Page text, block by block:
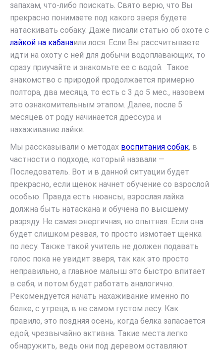
запахам, что-либо поискать. Свято верю, что Вы
прекрасно понимаете под какого зверя будете
натаскивать собаку. Даже писали статью об охоте с
лайкой на кабанаили лося. Если Вы рассчитываете
идти на охоту с ней для добычи водоплавающих, то
сразу приучайте и знакомьте ее с водой. Такое
знакомство с природой продолжается примерно
полтора, два месяца, то есть с 3 до 5 мес., назовем
это ознакомительным этапом. Далее, после 5
месяцев от роду начинается дрессура и
нахаживание лайки.
Мы рассказывали о методах воспитания собак, в
частности о подходе, который назвали —
Последователь. Вот и в данной ситуации будет
прекрасно, если щенок начнет обучение со взрослой
особью. Правда есть нюансы, взрослая лайка
должна быть натаскана и обучена по высшему
разряду. Не самая энергичная, но опытная. Если она
будет слишком резвая, то просто измотает щенка
по лесу. Также такой учитель не должен подавать
голос пока не увидит зверя, так как это просто
неправильно, а главное малыш это быстро впитает
в себя, и потом будет работать аналогично.
Рекомендуется начать нахаживание именно по
белке, с утреца, в не самом густом лесу. Как
правило, это поздняя осень, когда белка запасается
едой, чрезвычайно активна. Такие места легко
обнаружить, ведь они под деревом оставляют